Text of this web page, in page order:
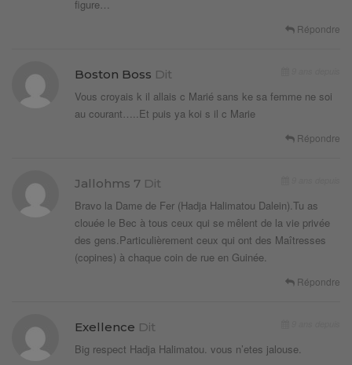
figure…
Répondre
Boston Boss Dit
Vous croyais k il allais c Marié sans ke sa femme ne soi
au courant…..Et puis ya koi s il c Marie
Répondre
Jallohms 7 Dit
Bravo la Dame de Fer (Hadja Halimatou Dalein).Tu as
clouée le Bec à tous ceux qui se mêlent de la vie privée
des gens.Particulièrement ceux qui ont des Maîtresses
(copines) à chaque coin de rue en Guinée.
Répondre
Exellence Dit
Big respect Hadja Halimatou. vous n’etes jalouse.